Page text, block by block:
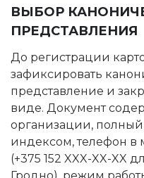
ВЫБОР
ПРЕДСТАВЛЕНИЯ
До регистрации
зафиксировать
представление и
виде. Документ
организации,
индексом, телефон
(+375 152 XXX-XX-XX